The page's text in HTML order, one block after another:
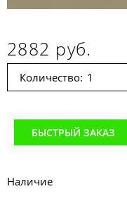
2882 руб.
Количество:
БЫСТРЫЙ ЗАКАЗ
Наличие